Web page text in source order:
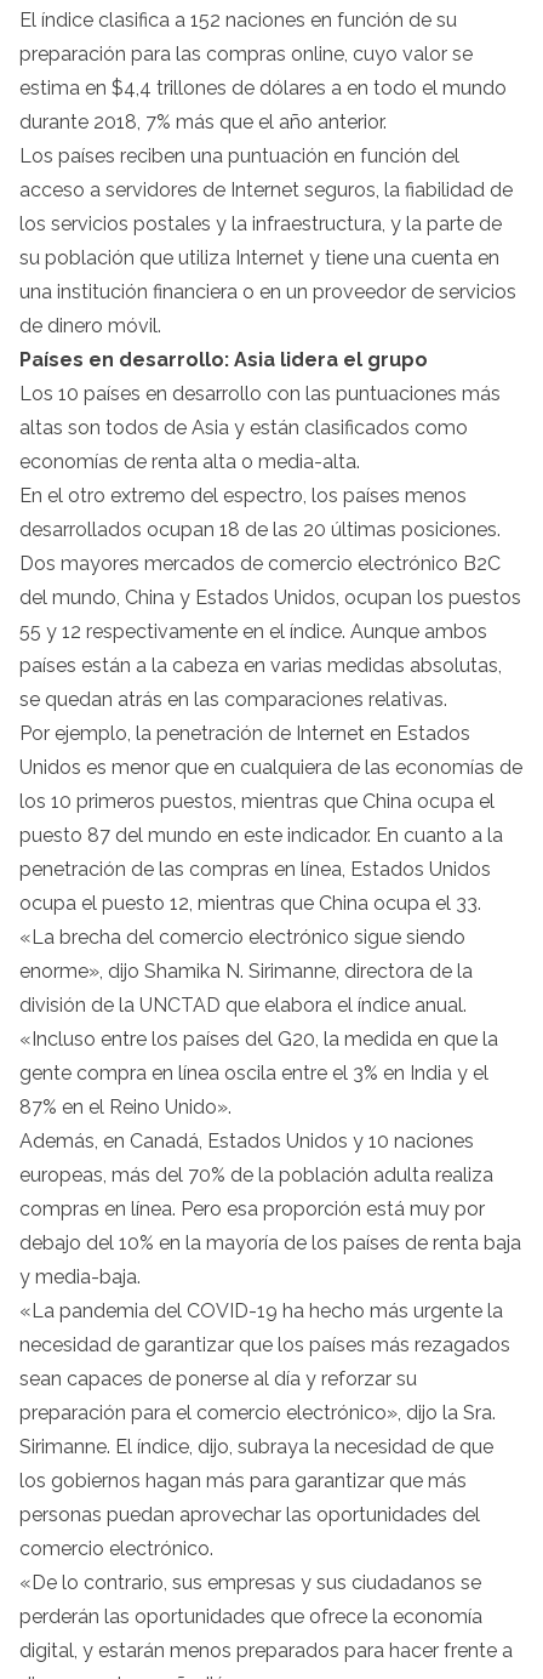
El índice clasifica a 152 naciones en función de su
preparación para las compras online, cuyo valor se
estima en $4,4 trillones de dólares a en todo el mundo
durante 2018, 7% más que el año anterior.
Los países reciben una puntuación en función del
acceso a servidores de Internet seguros, la fiabilidad de
los servicios postales y la infraestructura, y la parte de
su población que utiliza Internet y tiene una cuenta en
una institución financiera o en un proveedor de servicios
de dinero móvil.
Países en desarrollo: Asia lidera el grupo
Los 10 países en desarrollo con las puntuaciones más
altas son todos de Asia y están clasificados como
economías de renta alta o media-alta.
En el otro extremo del espectro, los países menos
desarrollados ocupan 18 de las 20 últimas posiciones.
Dos mayores mercados de comercio electrónico B2C
del mundo, China y Estados Unidos, ocupan los puestos
55 y 12 respectivamente en el índice. Aunque ambos
países están a la cabeza en varias medidas absolutas,
se quedan atrás en las comparaciones relativas.
Por ejemplo, la penetración de Internet en Estados
Unidos es menor que en cualquiera de las economías de
los 10 primeros puestos, mientras que China ocupa el
puesto 87 del mundo en este indicador. En cuanto a la
penetración de las compras en línea, Estados Unidos
ocupa el puesto 12, mientras que China ocupa el 33.
«La brecha del comercio electrónico sigue siendo
enorme», dijo Shamika N. Sirimanne, directora de la
división de la UNCTAD que elabora el índice anual.
«Incluso entre los países del G20, la medida en que la
gente compra en línea oscila entre el 3% en India y el
87% en el Reino Unido».
Además, en Canadá, Estados Unidos y 10 naciones
europeas, más del 70% de la población adulta realiza
compras en línea. Pero esa proporción está muy por
debajo del 10% en la mayoría de los países de renta baja
y media-baja.
«La pandemia del COVID-19 ha hecho más urgente la
necesidad de garantizar que los países más rezagados
sean capaces de ponerse al día y reforzar su
preparación para el comercio electrónico», dijo la Sra.
Sirimanne. El índice, dijo, subraya la necesidad de que
los gobiernos hagan más para garantizar que más
personas puedan aprovechar las oportunidades del
comercio electrónico.
«De lo contrario, sus empresas y sus ciudadanos se
perderán las oportunidades que ofrece la economía
digital, y estarán menos preparados para hacer frente a